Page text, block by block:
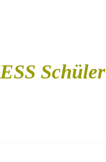
Schüler